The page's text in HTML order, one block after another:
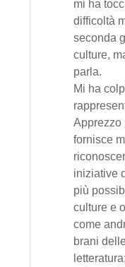
mi ha
difficoltà
seconda
culture,
parla.
Mi ha
Apprezzo
fornisce
iniziative
più
culture e
come
brani